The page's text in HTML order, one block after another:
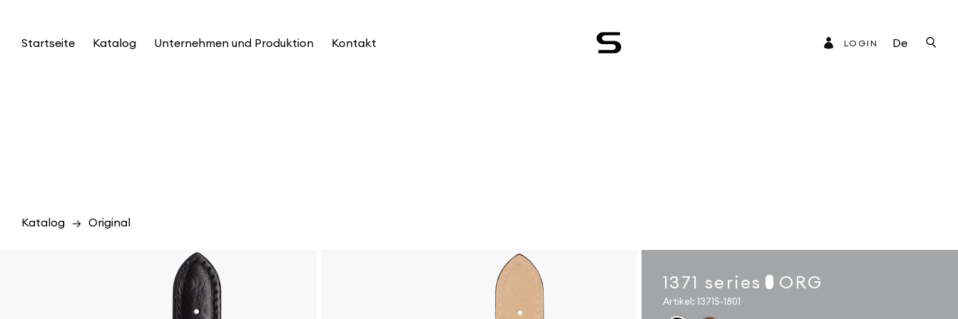
Startseite Katalog Unternehmen und Produktion Kontakt LOGIN De
Katalog Original
1371 series ORG
Artikel:1371S-1801